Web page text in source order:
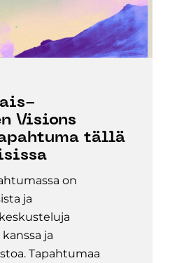
Visions
tällä
on
ja
ja
Tapahtumaa